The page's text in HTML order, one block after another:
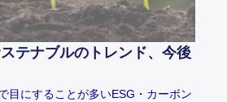
テナブルのトレンド、今後
目にすることが多いESG・カーボン